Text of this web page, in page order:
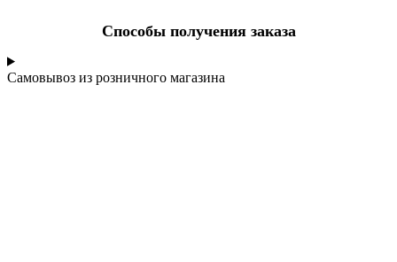
Cпособы получения заказа
Самовывоз из розничного магазина